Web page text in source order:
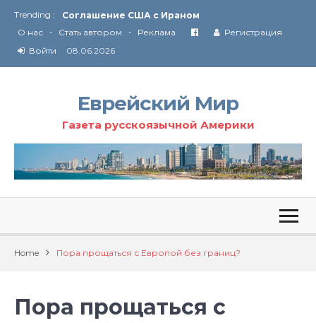
Trending :
Соглашение США с Ираном
Технология Революции в Иране
О нас • Стать автором • Реклама
Регистрация
Войти
08.06.2026
Еврейский Мир
Газета русскоязычной Америки
Home Пора прощаться с Европой без границ?
Пора прощаться с